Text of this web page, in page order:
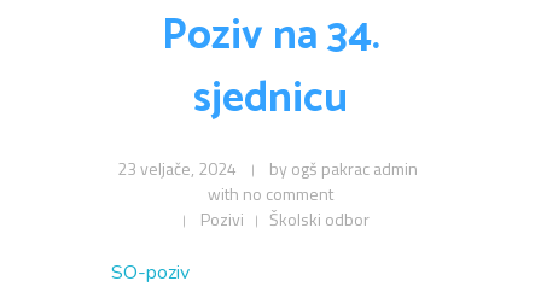
Poziv na 34.
sjednicu
23 veljače, 2024 by ogš pakrac admin
with no comment
Pozivi
Školski odbor
SO-poziv